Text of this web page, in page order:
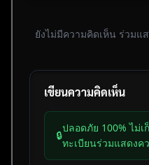
ยังไม่มีความคิดเห็น ร่วมแ
เขียนความคิดเห็น
🔒
ปลอดภัย 100% ไม่
ทะเบียนร่วมแสดงค